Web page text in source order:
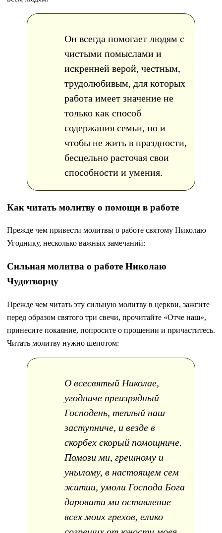
Он всегда помогает людям с
чистыми помыслами и
искренней верой, честным,
трудолюбивым, для которых
работа имеет значение не
только как способ
содержания семьи, но и
чтобы не жить в праздности,
бесцельно расточая свои
способности и умения.
Как читать молитву о помощи в работе
Прежде чем привести молитвы о работе святому Николаю
Угоднику, несколько важных замечаний:
Сильная молитва о работе Николаю
Чудотворцу
Прежде чем читать эту сильную молитву в церкви, зажгите
перед образом святого три свечи, прочитайте «Отче наш»,
принесите покаяние, попросите о прощении и причаститесь.
Читать молитву нужно шепотом:
О всесвятый Николае,
угодниче преизрядный
Господень, теплый наш
заступниче, и везде в
скорбех скорый помощниче.
Помози ми, грешному и
унылому, в настоящем сем
житии, умоли Господа Бога
даровати ми оставление
всех моих грехов, елико